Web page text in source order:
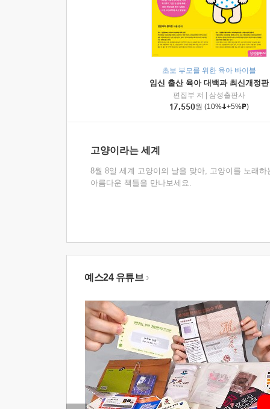
초보 부모를 위한 육아 바이블
임신 출산 육아 대백과 최신개정판
편집부 저
삼성출판사
17,550원 (10% +5% )
고양이라는 세계
8월 8일 세계 고양이의 날을 맞아, 고양이를 노래하
아름다운 책들을 만나보세요.
예스24 유튜브